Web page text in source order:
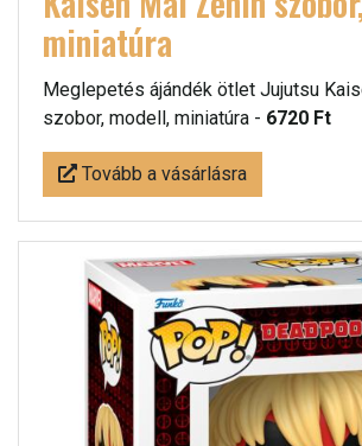
miniatúra
Meglepetés ájándék ötlet Jujutsu
szobor, modell, miniatúra - 6720 Ft
Tovább a vásárlásra